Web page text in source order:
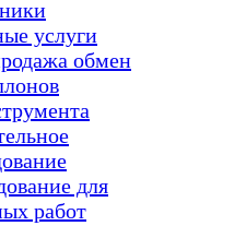
услуги
обмен
для
работ